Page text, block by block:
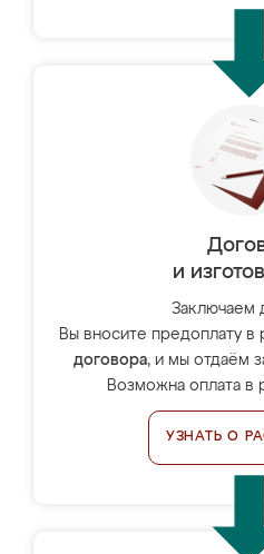
и
Заключаем
Вы вносите предоплату в
договора, и мы отдаём
Возможна оплата в
УЗНАТЬ О